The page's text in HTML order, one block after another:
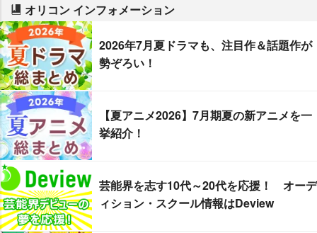
オリコン インフォメーション
2026年7月夏ドラマも、注目作＆話題作が
勢ぞろい！
【夏アニメ2026】7月期夏の新アニメを一
挙紹介！
芸能界を志す10代～20代を応援！ オーデ
ィション・スクール情報はDeview